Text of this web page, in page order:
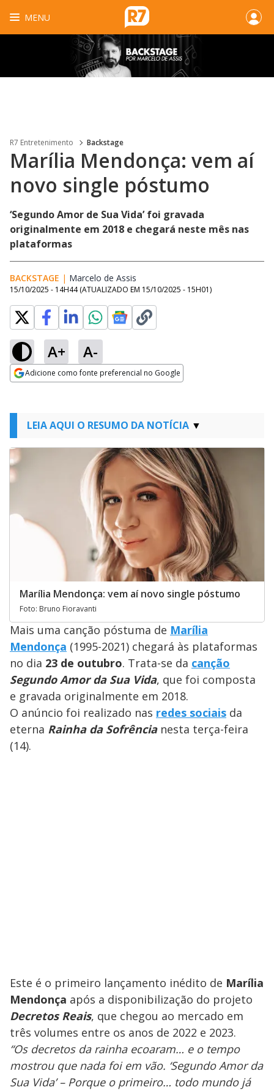
MENU
R7 Entretenimento Backstage
Marília Mendonça: vem aí
novo single póstumo
‘Segundo Amor de Sua Vida’ foi gravada
originalmente em 2018 e chegará neste mês nas
plataformas
BACKSTAGE | Marcelo de Assis
15/10/2025 - 14H44 (ATUALIZADO EM 15/10/2025 - 15H01)
A+ A-
Adicione como fonte preferencial no Google
LEIA AQUI O RESUMO DA NOTÍCIA
Marília Mendonça: vem aí novo single póstumo
Foto: Bruno Fioravanti
Mais uma canção póstuma de Marília
Mendonça (1995-2021) chegará às plataformas
no dia 23 de outubro. Trata-se da canção
Segundo Amor da Sua Vida, que foi composta
e gravada originalmente em 2018.
O anúncio foi realizado nas redes sociais da
eterna Rainha da Sofrêncianesta terça-feira
(14).
Este é o primeiro lançamento inédito de Marília
Mendonça após a disponibilização do projeto
Decretos Reais, que chegou ao mercado em
três volumes entre os anos de 2022 e 2023.
“Os decretos da rainha ecoaram… e o tempo
mostrou que nada foi em vão. ‘Segundo Amor da
Sua Vida’ – Porque o primeiro… todo mundo já